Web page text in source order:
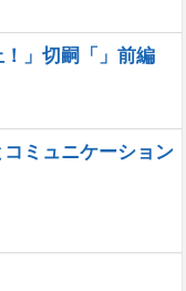
」切嗣「」前編
ミュニケーション